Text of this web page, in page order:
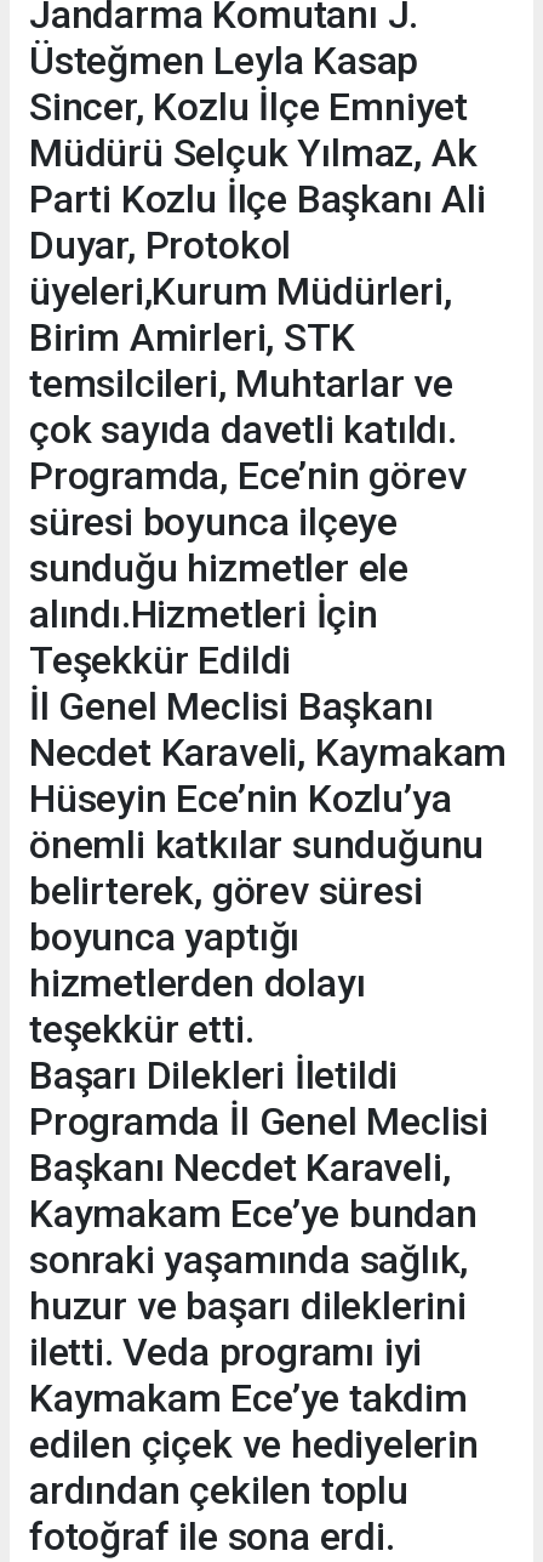
Jandarma Komutanı J.
Üsteğmen Leyla Kasap
Sincer, Kozlu İlçe Emniyet
Müdürü Selçuk Yılmaz, Ak
Parti Kozlu İlçe Başkanı Ali
Duyar, Protokol
üyeleri,Kurum Müdürleri,
Birim Amirleri, STK
temsilcileri, Muhtarlar ve
çok sayıda davetli katıldı.
Programda, Ece’nin görev
süresi boyunca ilçeye
sunduğu hizmetler ele
alındı.Hizmetleri İçin
Teşekkür Edildi
İl Genel Meclisi Başkanı
Necdet Karaveli, Kaymakam
Hüseyin Ece’nin Kozlu’ya
önemli katkılar sunduğunu
belirterek, görev süresi
boyunca yaptığı
hizmetlerden dolayı
teşekkür etti.
Başarı Dilekleri İletildi
Programda İl Genel Meclisi
Başkanı Necdet Karaveli,
Kaymakam Ece’ye bundan
sonraki yaşamında sağlık,
huzur ve başarı dileklerini
iletti. Veda programı iyi
Kaymakam Ece’ye takdim
edilen çiçek ve hediyelerin
ardından çekilen toplu
fotoğraf ile sona erdi.